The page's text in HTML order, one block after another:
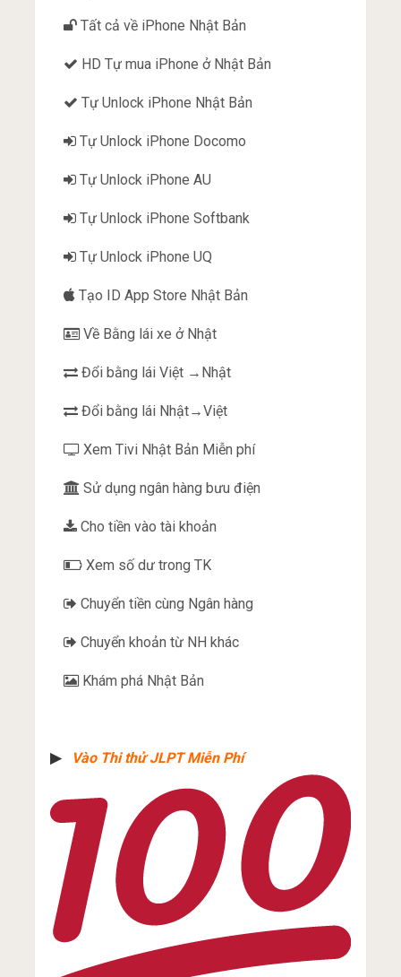
Tất cả về iPhone Nhật Bản
HD Tự mua iPhone ở Nhật Bản
Tự Unlock iPhone Nhật Bản
Tự Unlock iPhone Docomo
Tự Unlock iPhone AU
Tự Unlock iPhone Softbank
Tự Unlock iPhone UQ
Tạo ID App Store Nhật Bản
Về Bằng lái xe ở Nhật
Đổi bằng lái Việt →Nhật
Đổi bằng lái Nhật→Việt
Xem Tivi Nhật Bản Miễn phí
Sử dụng ngân hàng bưu điện
Cho tiền vào tài khoản
Xem số dư trong TK
Chuyển tiền cùng Ngân hàng
Chuyển khoản từ NH khác
Khám phá Nhật Bản
▶︎ Vào Thi thử JLPT Miễn Phí